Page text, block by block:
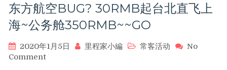
奖
活
动
年
东方航空BUG? 30RMB起台北直飞上
海~公务舱350RMB~~GO
2020年1月5日 里程家小編 常客活动
No
Commenton